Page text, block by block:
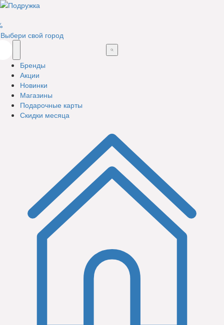
Выбери свой город
Бренды
Акции
Новинки
Магазины
Подарочные карты
Скидки месяца